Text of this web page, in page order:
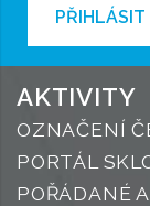
PŘIHLÁSIT
AKTIVITY
OZNAČENÍ
PORTÁL
POŘÁDANÉ